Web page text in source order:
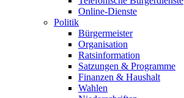
Online-Dienste
Politik
Bürgermeister
Organisation
Ratsinformation
Satzungen & Programme
Finanzen & Haushalt
Wahlen